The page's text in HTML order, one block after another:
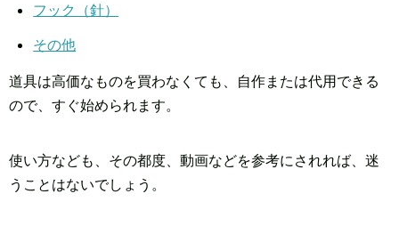
フック（針）
その他
道具は高価なものを買わなくても、自作または代用できる
ので、すぐ始められます。
使い方なども、その都度、動画などを参考にされれば、迷
うことはないでしょう。